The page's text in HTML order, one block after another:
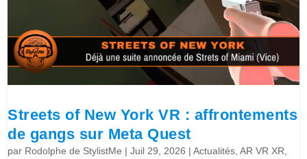
Streets of New York VR : affrontements
de gangs sur Meta Quest
par Rodolphe de StylistMe |Juil 29, 2026 |Actualités ,AR VR XR